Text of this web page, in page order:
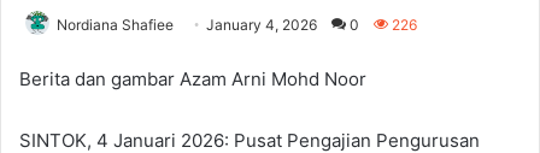
Nordiana Shafiee January 4, 2026 0 226
Berita dan gambar Azam Arni Mohd Noor
SINTOK, 4 Januari 2026: Pusat Pengajian Pengurusan